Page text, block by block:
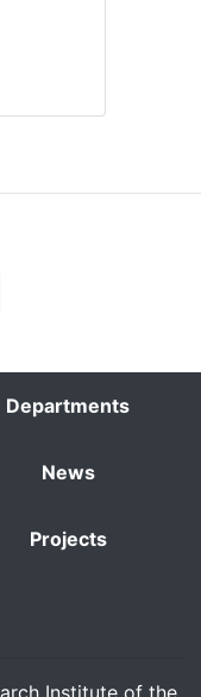
Departments
News
Projects
Institute of the